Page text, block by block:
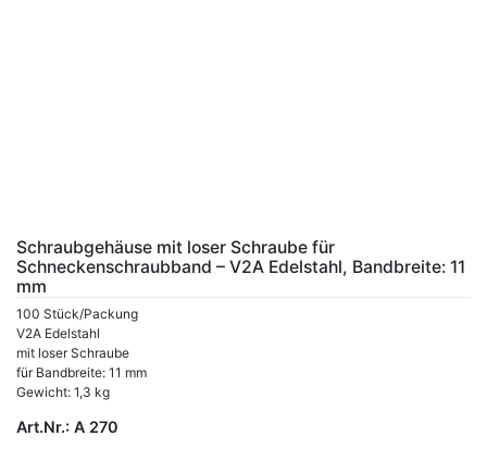
Schraubgehäuse mit loser Schraube für
Schneckenschraubband – V2A Edelstahl, Bandbreite: 11
mm
100 Stück/Packung
V2A Edelstahl
mit loser Schraube
für Bandbreite: 11 mm
Gewicht: 1,3 kg
Art.Nr.: A 270